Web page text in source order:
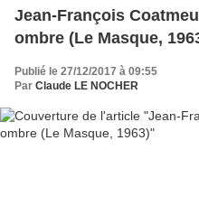
Jean-François
ombre (Le Masque,
Publié le 27/12/2017 à 09:55
Par Claude LE NOCHER